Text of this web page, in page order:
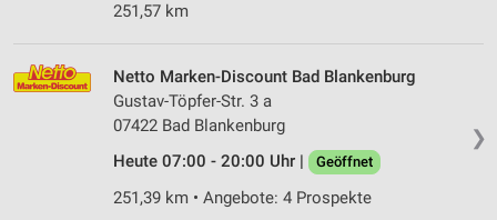
251,57 km
❯
Netto Marken-Discount Bad Blankenburg
Gustav-Töpfer-Str. 3 a
07422 Bad Blankenburg
Heute 07:00 - 20:00 Uhr |
Geöffnet
251,39 km • Angebote: 4 Prospekte